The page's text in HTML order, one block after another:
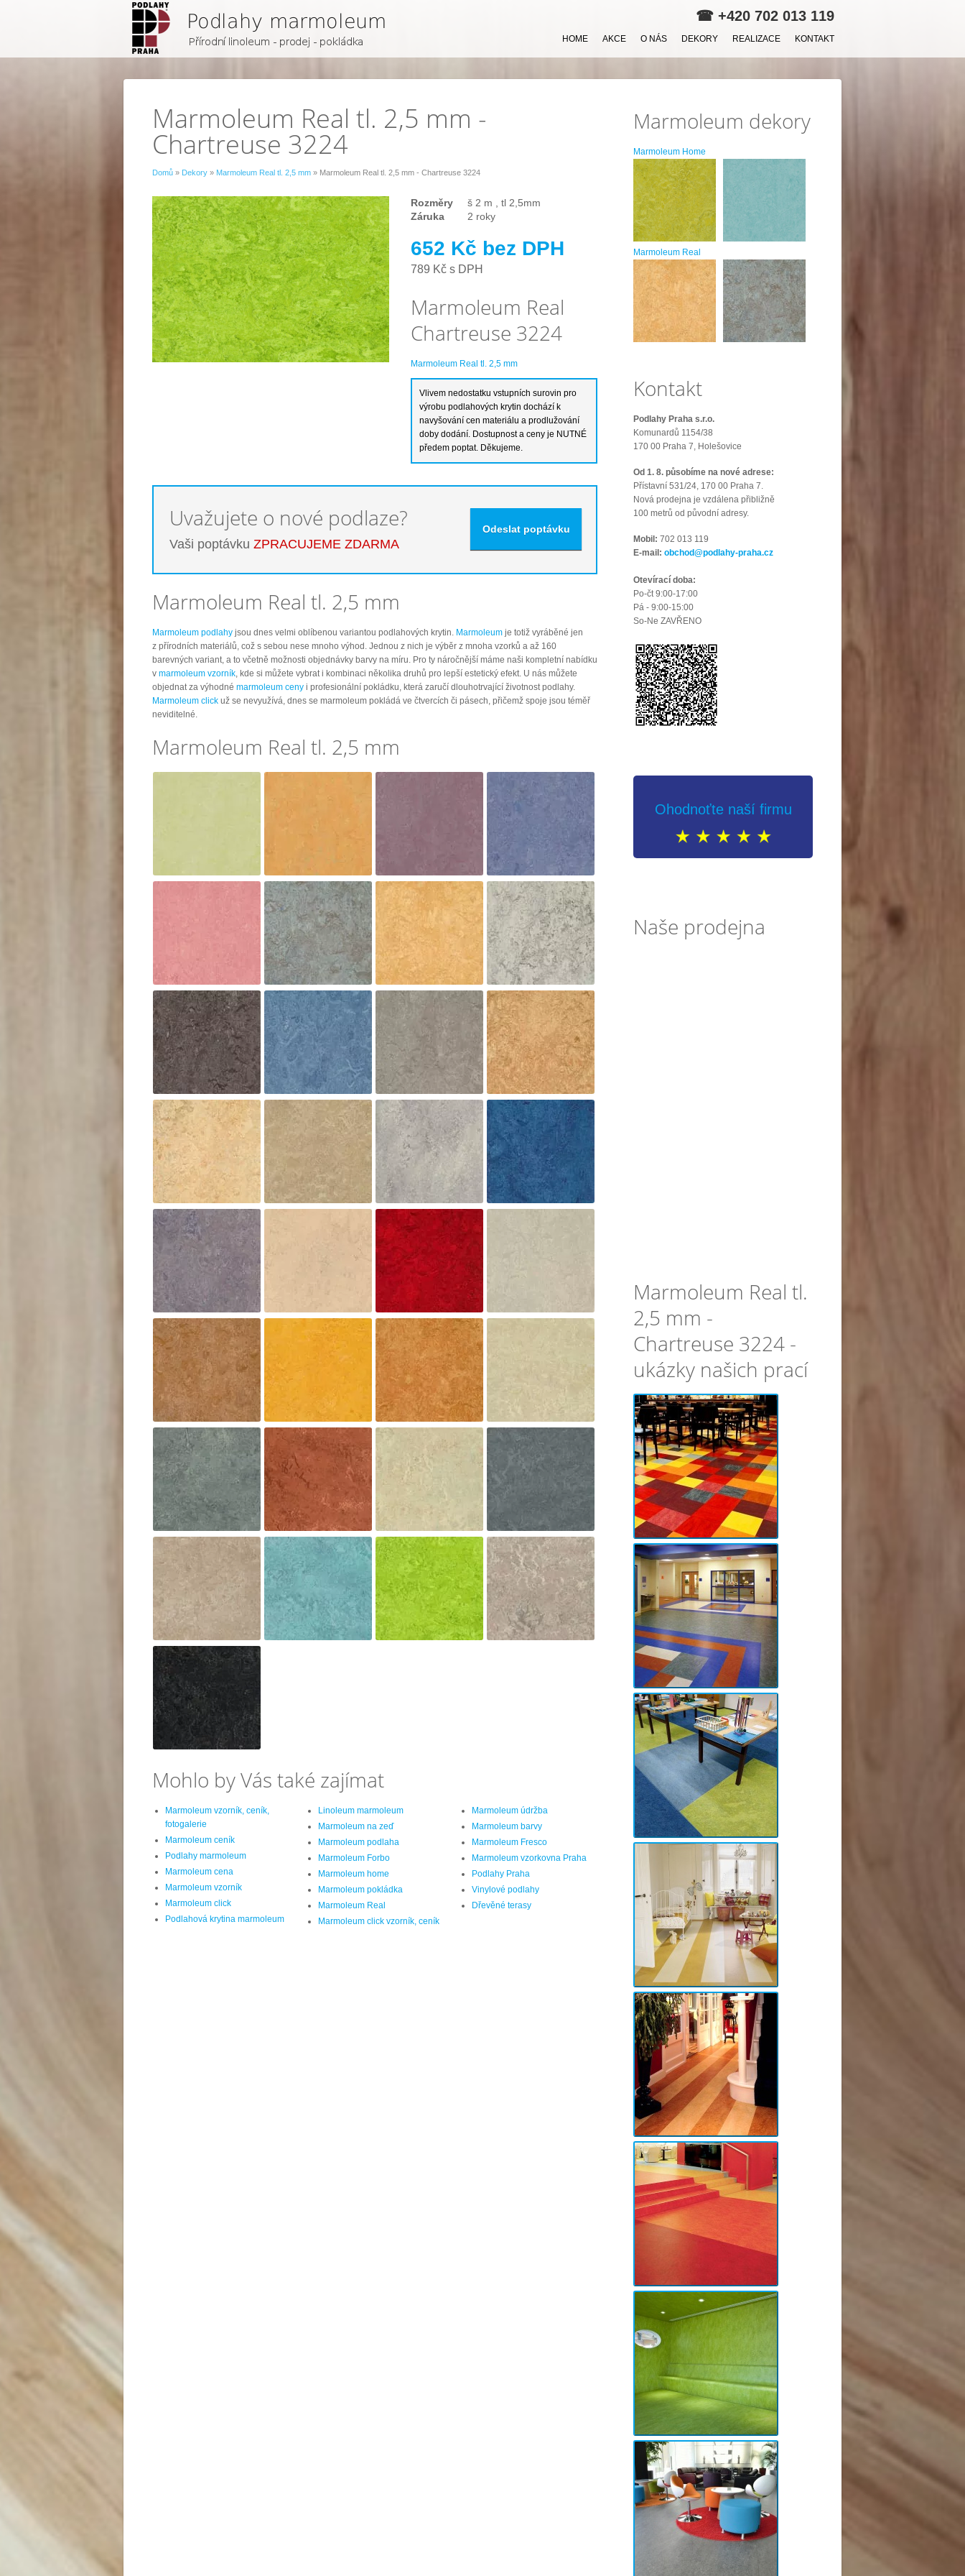
☎ +420 702 013 119
HOME AKCE O NÁS DEKORY REALIZACE KONTAKT
Marmoleum Real tl. 2,5 mm -
Chartreuse 3224
Domů » Dekory » Marmoleum Real tl. 2,5 mm » Marmoleum Real tl. 2,5 mm - Chartreuse 3224
Rozměry
š 2 m , tl 2,5mm
Záruka
2 roky
652 Kč bez DPH
789 Kč s DPH
Marmoleum Real
Chartreuse 3224
Marmoleum Real tl. 2,5 mm
Uvažujete o nové podlaze?
Vaši poptávku ZPRACUJEME ZDARMA
Marmoleum Real tl. 2,5 mm
Marmoleum podlahy jsou dnes velmi oblíbenou variantou podlahových krytin. Marmoleum je totiž vyráběné jen
z přírodních materiálů, což s sebou nese mnoho výhod. Jednou z nich je výběr z mnoha vzorků a až 160
barevných variant, a to včetně možnosti objednávky barvy na míru. Pro ty náročnější máme naši kompletní nabídku
v marmoleum vzorník , kde si můžete vybrat i kombinaci několika druhů pro lepší estetický efekt. U nás můžete
objednat za výhodné marmoleum ceny i profesionální pokládku, která zaručí dlouhotrvající životnost podlahy.
Marmoleum click už se nevyužívá, dnes se marmoleum pokládá ve čtvercích či pásech, přičemž spoje jsou téměř
neviditelné.
Marmoleum Real tl. 2,5 mm
Mohlo by Vás také zajímat
Marmoleum vzorník, ceník,
fotogalerie
Marmoleum ceník
Podlahy marmoleum
Marmoleum cena
Marmoleum vzorník
Marmoleum click
Podlahová krytina marmoleum
Linoleum marmoleum
Marmoleum na zeď
Marmoleum podlaha
Marmoleum Forbo
Marmoleum home
Marmoleum pokládka
Marmoleum Real
Marmoleum click vzorník, ceník
Marmoleum údržba
Marmoleum barvy
Marmoleum Fresco
Marmoleum vzorkovna Praha
Podlahy Praha
Vinylové podlahy
Dřevěné terasy
Marmoleum dekory
Marmoleum Home
Marmoleum Real
Kontakt
Podlahy Praha s.r.o.
Komunardů 1154/38
170 00 Praha 7, Holešovice
Od 1. 8. působíme na nové adrese:
Přístavní 531/24, 170 00 Praha 7.
Nová prodejna je vzdálena přibližně
100 metrů od původní adresy.
Mobil: 702 013 119
E-mail: obchod@podlahy-praha.cz
Otevírací doba:
Po-čt 9:00-17:00
Pá - 9:00-15:00
So-Ne ZAVŘENO
Ohodnoťte naší firmu
Naše prodejna
Marmoleum Real tl.
2,5 mm -
Chartreuse 3224 -
ukázky našich prací